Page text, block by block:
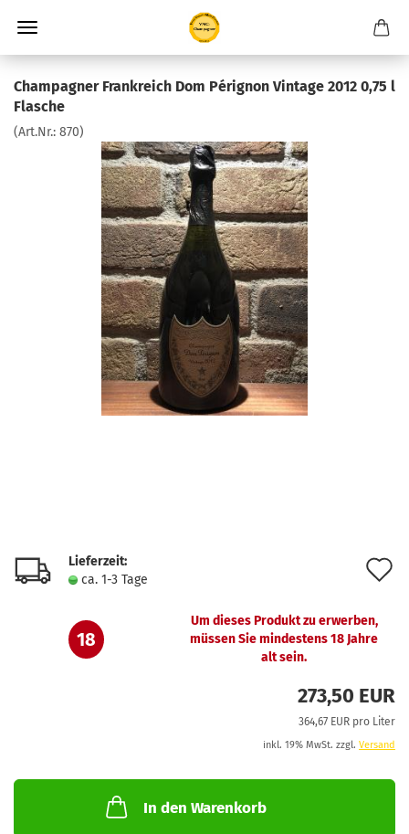
Champagner Frankreich Dom Pérignon Vintage 2012 0,75 l
Flasche
(Art.Nr.: 870)
Lieferzeit:
ca. 1-3 Tage
18
Um dieses Produkt zu erwerben,
müssen Sie mindestens 18 Jahre
alt sein.
273,50 EUR
364,67 EUR pro Liter
inkl. 19% MwSt. zzgl. Versand
In den Warenkorb